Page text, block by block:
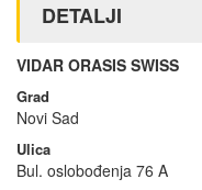
DETALJI
VIDAR ORASIS SWISS
Grad
Novi Sad
Ulica
Bul. oslobođenja 76 A